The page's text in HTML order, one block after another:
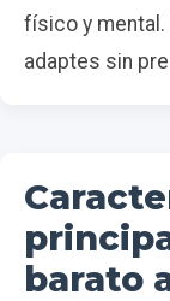
físico y mental.
adaptes sin
barato